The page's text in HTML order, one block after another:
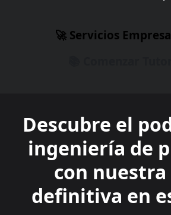
🚀 Servicios
Descubre el
ingeniería de
con
definitiva en